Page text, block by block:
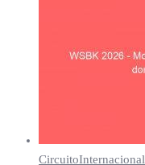
CircuitoInternacional